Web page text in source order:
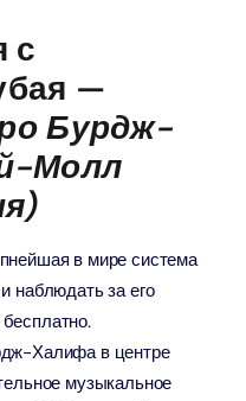
с
—
Бурдж-
Молл
в мире система
наблюдать за его
Халифа в центре
музыкальное